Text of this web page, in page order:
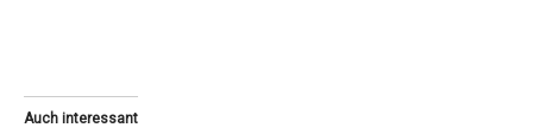
Auch interessant